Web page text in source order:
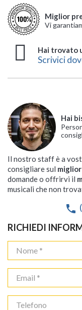
Miglior
Vi
Hai trovato
Scrivici
Hai
Il nostro staff è a
consigliare sul
domande o offrirvi il
musicali che non
phone
RICHIEDI